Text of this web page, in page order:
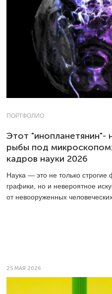
ПОРТФОЛИО
Этот "инопланетянин"-
рыбы под
кадров науки 2026
Наука — это не только
графики, но и невероятное
от невооруженных человеческих
25 МАЯ 2026